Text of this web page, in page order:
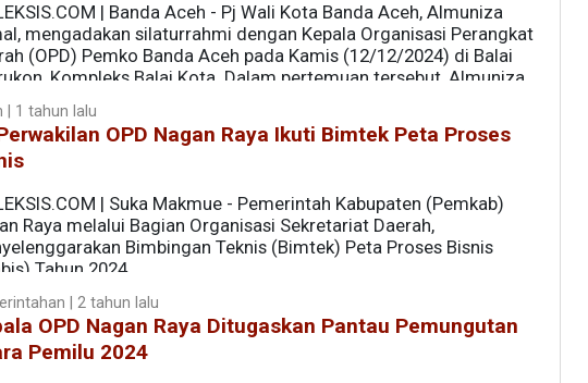
| Banda Aceh - Pj Wali Kota Banda Aceh, Almuniza
mengadakan silaturrahmi dengan Kepala Organisasi Perangkat
(OPD) Pemko Banda Aceh pada Kamis (12/12/2024) di Balai
Kompleks Balai Kota. Dalam pertemuan tersebut, Almuniza
yang menjadi arahannya untuk kemajuan Banda Aceh ke
dan semangat kebersamaan.
| 1 tahun lalu
OPD Nagan Raya Ikuti Bimtek Peta Proses
| Suka Makmue - Pemerintah Kabupaten (Pemkab)
Raya melalui Bagian Organisasi Sekretariat Daerah,
Bimbingan Teknis (Bimtek) Peta Proses Bisnis
Tahun 2024.
| 2 tahun lalu
OPD Nagan Raya Ditugaskan Pantau Pemungutan
Pemilu 2024